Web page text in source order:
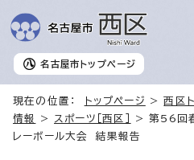
名古屋市 トップページ
現在の位置： トップページ >西区
情報
> スポーツ［西区］
> 第56回春
レーボール大会 結果報告